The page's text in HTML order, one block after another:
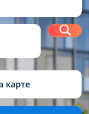
RUB
карте